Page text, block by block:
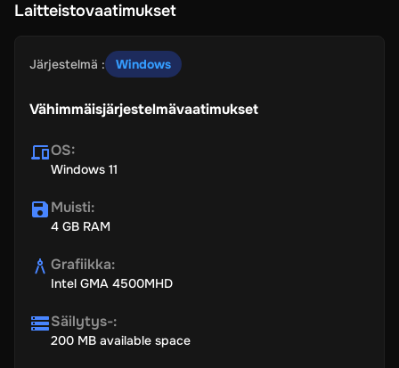
Laitteistovaatimukset
Järjestelmä : Windows
Vähimmäisjärjestelmävaatimukset
OS:
Windows 11
Muisti:
4 GB RAM
Grafiikka:
Intel GMA 4500MHD
Säilytys-:
200 MB available space